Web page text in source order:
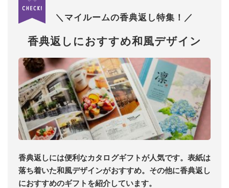
＼マイルームの香典返し特集！／
香典返しにおすすめ和風デザイン
香典返しには便利なカタログギフトが人気です。表紙は
落ち着いた和風デザインがおすすめ。その他に香典返し
におすすめのギフトを紹介しています。